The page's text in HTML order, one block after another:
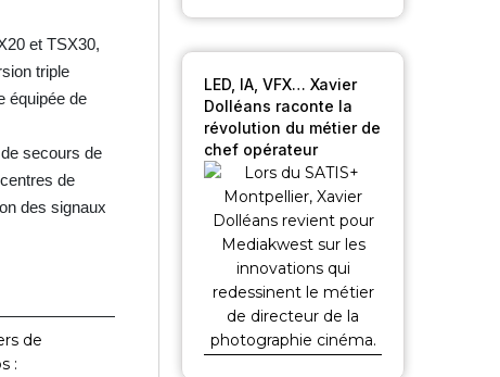
et TSX30,
triple
équipée de
secours de
de
des signaux
LED, IA, VFX… Xavier
Dolléans raconte la
révolution du métier de
chef opérateur